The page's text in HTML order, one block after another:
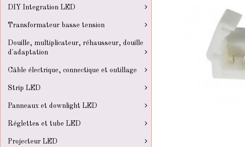
DIY Integration LED
Transformateur basse tension
Douille, multiplicateur, réhausseur, douille
d'adaptation
Câble électrique, connectique et outillage
Strip LED
Panneaux et downlight LED
Réglettes et tube LED
Projecteur LED